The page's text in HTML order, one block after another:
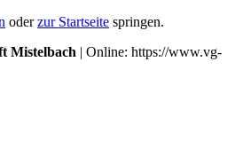
oderzur Startseite springen.
Mistelbach | Online: https://www.vg-